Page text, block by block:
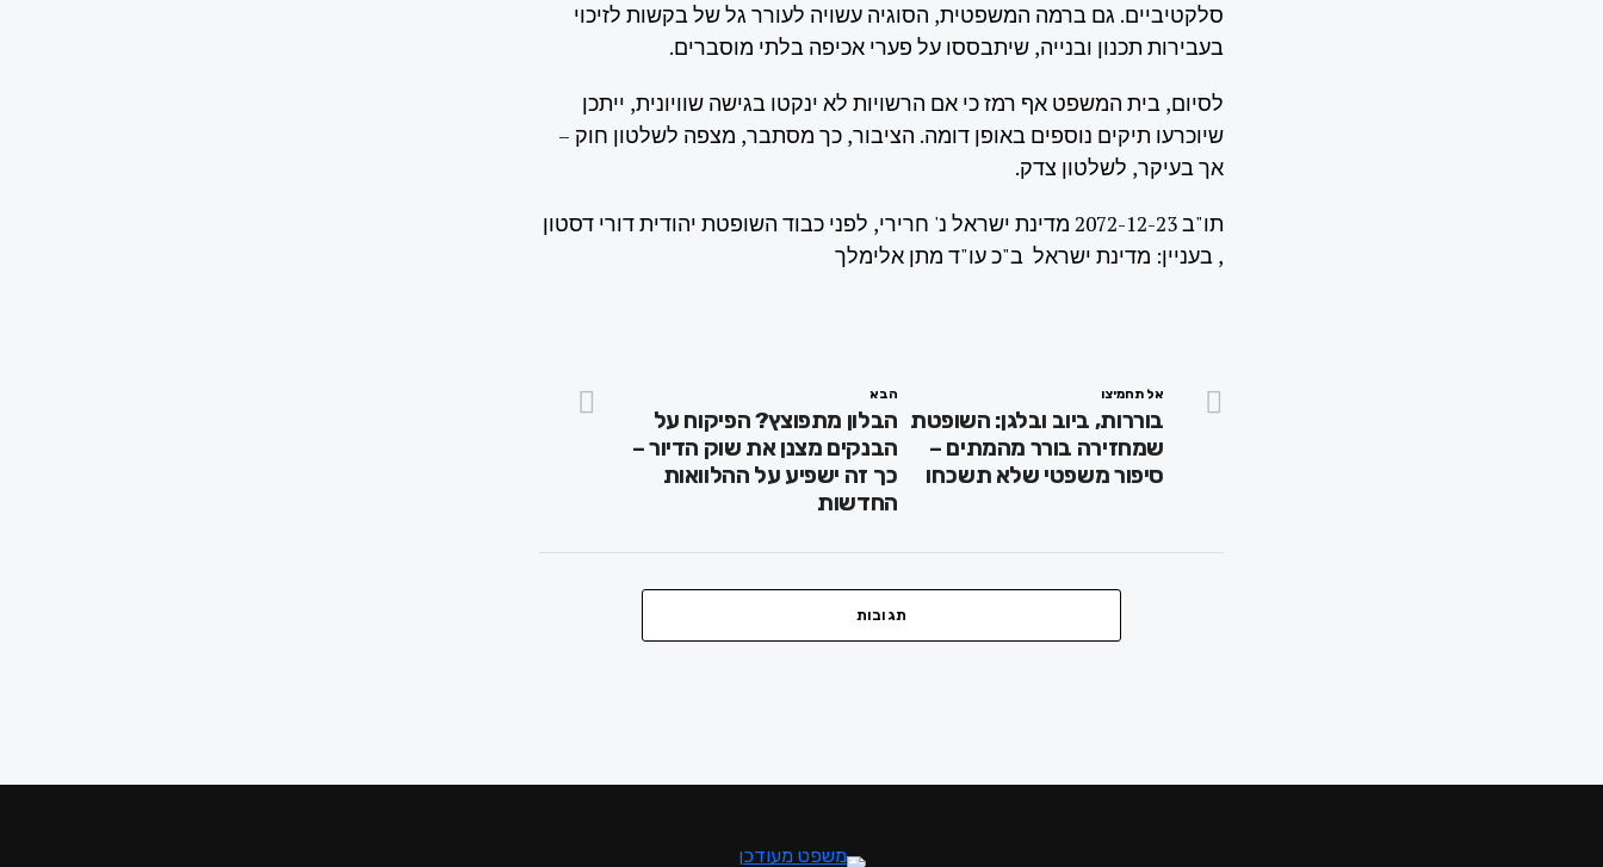
סלקטיביים. גם ברמה המשפטית, הסוגיה עשויה לעורר גל של בקשות לזיכוי
בעבירות תכנון ובנייה, שיתבססו על פערי אכיפה בלתי מוסברים.
לסיום, בית המשפט אף רמז כי אם הרשויות לא ינקטו בגישה שוויונית, ייתכן
שיוכרעו תיקים נוספים באופן דומה. הציבור, כך מסתבר, מצפה לשלטון חוק –
אך בעיקר, לשלטון צדק.
תו"ב 2072-12-23 מדינת ישראל נ' חרירי, לפני כבוד השופטת יהודית דורי דסטון
, בעניין: מדינת ישראל ב"כ עו"ד מתן אלימלך
הבא
הבלון מתפוצץ? הפיקוח על
הבנקים מצנן את שוק הדיור –
כך זה ישפיע על ההלוואות
החדשות
אל תחמיצו
בוררות, ביוב ובלגן: השופטת
שמחזירה בורר מהמתים –
סיפור משפטי שלא תשכחו
תגובות